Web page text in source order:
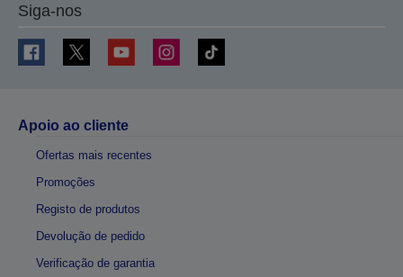
Siga-nos
Apoio ao cliente
Ofertas mais recentes
Promoções
Registo de produtos
Devolução de pedido
Verificação de garantia